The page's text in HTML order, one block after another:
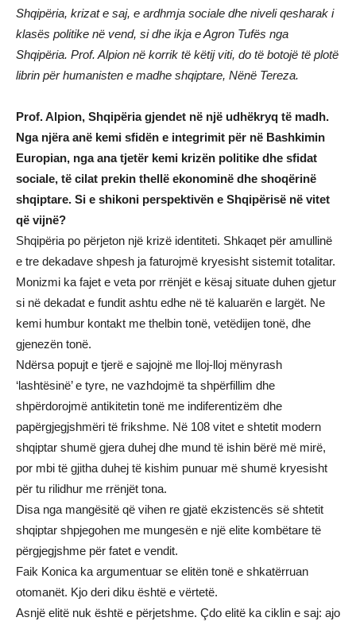
Shqipëria, krizat e saj, e ardhmja sociale dhe niveli qesharak i
klasës politike në vend, si dhe ikja e Agron Tufës nga
Shqipëria. Prof. Alpion në korrik të këtij viti, do të botojë të plotë
librin për humanisten e madhe shqiptare, Nënë Tereza.
Prof. Alpion, Shqipëria gjendet në një udhëkryq të madh.
Nga njëra anë kemi sfidën e integrimit për në Bashkimin
Europian, nga ana tjetër kemi krizën politike dhe sfidat
sociale, të cilat prekin thellë ekonominë dhe shoqërinë
shqiptare. Si e shikoni perspektivën e Shqipërisë në vitet
që vijnë?
Shqipëria po përjeton një krizë identiteti. Shkaqet për amullinë
e tre dekadave shpesh ja faturojmë kryesisht sistemit totalitar.
Monizmi ka fajet e veta por rrënjët e kësaj situate duhen gjetur
si në dekadat e fundit ashtu edhe në të kaluarën e largët. Ne
kemi humbur kontakt me thelbin tonë, vetëdijen tonë, dhe
gjenezën tonë.
Ndërsa popujt e tjerë e sajojnë me lloj-lloj mënyrash
‘lashtësinë’ e tyre, ne vazhdojmë ta shpërfillim dhe
shpërdorojmë antikitetin tonë me indiferentizëm dhe
papërgjegjshmëri të frikshme. Në 108 vitet e shtetit modern
shqiptar shumë gjera duhej dhe mund të ishin bërë më mirë,
por mbi të gjitha duhej të kishim punuar më shumë kryesisht
për tu rilidhur me rrënjët tona.
Disa nga mangësitë që vihen re gjatë ekzistencës së shtetit
shqiptar shpjegohen me mungesën e një elite kombëtare të
përgjegjshme për fatet e vendit.
Faik Konica ka argumentuar se elitën tonë e shkatërruan
otomanët. Kjo deri diku është e vërtetë.
Asnjë elitë nuk është e përjetshme. Çdo elitë ka ciklin e saj: ajo